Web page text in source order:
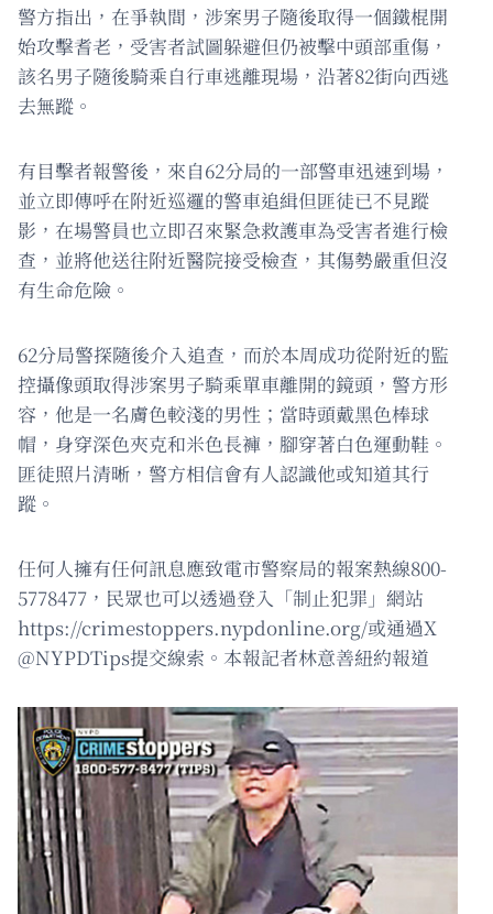
警方指出，在爭執間，涉案男子隨後取得一個鐵棍開
始攻擊耆老，受害者試圖躲避但仍被擊中頭部重傷，
該名男子隨後騎乘自行車逃離現場，沿著82街向西逃
去無蹤。
有目擊者報警後，來自62分局的一部警車迅速到場，
並立即傳呼在附近巡邏的警車追緝但匪徒已不見蹤
影，在場警員也立即召來緊急救護車為受害者進行檢
查，並將他送往附近醫院接受檢查，其傷勢嚴重但沒
有生命危險。
62分局警探隨後介入追查，而於本周成功從附近的監
控攝像頭取得涉案男子騎乘單車離開的鏡頭，警方形
容，他是一名膚色較淺的男性；當時頭戴黑色棒球
帽，身穿深色夾克和米色長褲，腳穿著白色運動鞋。
匪徒照片清晰，警方相信會有人認識他或知道其行
蹤。
任何人擁有任何訊息應致電市警察局的報案熱線800-
5778477，民眾也可以透過登入「制止犯罪」網站
https://crimestoppers.nypdonline.org/或通過X
@NYPDTips提交線索。本報記者林意善紐約報道